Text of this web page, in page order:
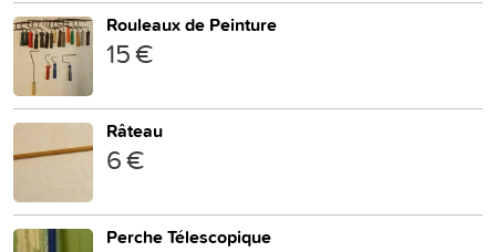
Rouleaux de Peinture
15 €
Râteau
6 €
Perche Télescopique